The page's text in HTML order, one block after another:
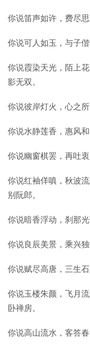
你说笛声如许，费尽
你说可人如玉，与子
你说霞染天光，陌上
影无双。
你说彼岸灯火，心之
你说水静莲香，惠风
你说幽窗棋罢，再吐
你说红袖佯嗔，秋波
别阮郎。
你说暗香浮动，刹那
你说良辰美景，乘兴
你说赋尽高唐，三生
你说玉楼朱颜，飞月
卧禅房。
你说高山流水，客答